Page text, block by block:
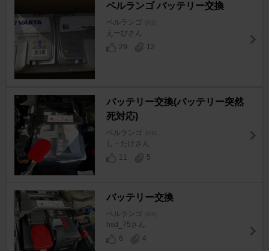
ベルランゴ バッテリー交換
ベルランゴ [K9]
えーぴさん
29
12
バッテリー交換(バッテリー突然
死対応)
ベルランゴ [K9]
し－たけさん
11
5
バッテリー交換
ベルランゴ [K9]
hsd_75さん
6
4